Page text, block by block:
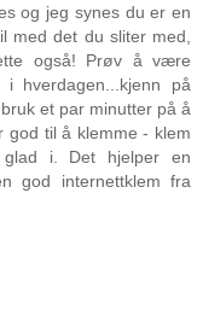
og jeg synes du er en
med det du sliter med,
også! Prøv å være
hverdagen...kjenn på
et par minutter på å
god til å klemme - klem
i. Det hjelper en
god internettklem fra